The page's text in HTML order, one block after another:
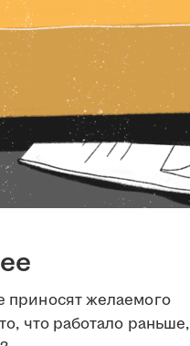
приносят желаемого
что работало раньше,